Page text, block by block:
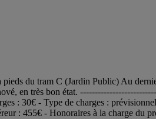
du tram C (Jardin Public) Au
en très bon état.
: 30€ - Type de charges :
: 455€ - Honoraires à la charge du